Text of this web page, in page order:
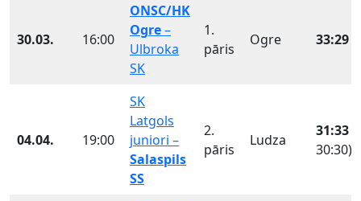
30.03. 16:00
ONSC/HK
Ogre–
Ulbroka
SK
1.
pāris
Ogre 33:29
04.04. 19:00
SK
Latgols
juniori –
Salaspils
SS
2.
pāris
Ludza
31:33
30:30)